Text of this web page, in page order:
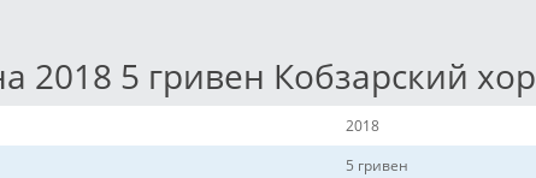
2018 5 гривен Кобзарский хор
2018
5 гривен